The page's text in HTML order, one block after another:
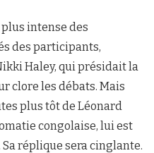
intense des
des participants,
Haley, qui présidait la
clore les débats. Mais
plus tôt de Léonard
congolaise, lui est
réplique sera cinglante.